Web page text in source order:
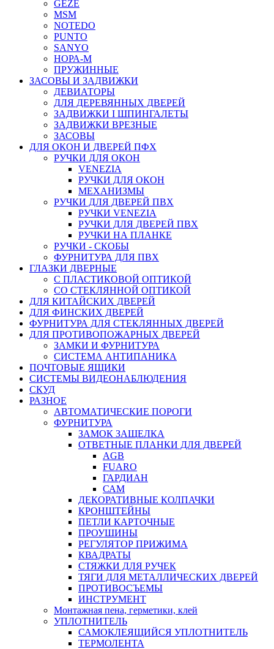
GEZE
MSM
NOTEDO
PUNTO
SANYO
НОРА-М
ПРУЖИННЫЕ
ЗАСОВЫ И ЗАДВИЖКИ
ДЕВИАТОРЫ
ДЛЯ ДЕРЕВЯННЫХ ДВЕРЕЙ
ЗАДВИЖКИ I ШПИНГАЛЕТЫ
ЗАДВИЖКИ ВРЕЗНЫЕ
ЗАСОВЫ
ДЛЯ ОКОН И ДВЕРЕЙ ПФХ
РУЧКИ ДЛЯ ОКОН
VENEZIA
РУЧКИ ДЛЯ ОКОН
МЕХАНИЗМЫ
РУЧКИ ДЛЯ ДВЕРЕЙ ПВХ
РУЧКИ VENEZIA
РУЧКИ ДЛЯ ДВЕРЕЙ ПВХ
РУЧКИ НА ПЛАНКЕ
РУЧКИ - СКОБЫ
ФУРНИТУРА ДЛЯ ПВХ
ГЛАЗКИ ДВЕРНЫЕ
С ПЛАСТИКОВОЙ ОПТИКОЙ
СО СТЕКЛЯННОЙ ОПТИКОЙ
ДЛЯ КИТАЙСКИХ ДВЕРЕЙ
ДЛЯ ФИНСКИХ ДВЕРЕЙ
ФУРНИТУРА ДЛЯ СТЕКЛЯННЫХ ДВЕРЕЙ
ДЛЯ ПРОТИВОПОЖАРНЫХ ДВЕРЕЙ
ЗАМКИ И ФУРНИТУРА
СИСТЕМА АНТИПАНИКА
ПОЧТОВЫЕ ЯЩИКИ
СИСТЕМЫ ВИДЕОНАБЛЮДЕНИЯ
СКУД
РАЗНОЕ
АВТОМАТИЧЕСКИЕ ПОРОГИ
ФУРНИТУРА
ЗАМОК ЗАЩЕЛКА
ОТВЕТНЫЕ ПЛАНКИ ДЛЯ ДВЕРЕЙ
AGB
FUARO
ГАРДИАН
САМ
ДЕКОРАТИВНЫЕ КОЛПАЧКИ
КРОНШТЕЙНЫ
ПЕТЛИ КАРТОЧНЫЕ
ПРОУШИНЫ
РЕГУЛЯТОР ПРИЖИМА
КВАДРАТЫ
СТЯЖКИ ДЛЯ РУЧЕК
ТЯГИ ДЛЯ МЕТАЛЛИЧЕСКИХ ДВЕРЕЙ
ПРОТИВОСЪЕМЫ
ИНСТРУМЕНТ
Монтажная пена, герметики, клей
УПЛОТНИТЕЛЬ
САМОКЛЕЯЩИЙСЯ УПЛОТНИТЕЛЬ
ТЕРМОЛЕНТА